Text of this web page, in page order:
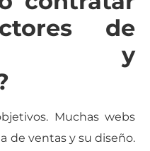
de
y
Muchas webs
de ventas y su diseño.